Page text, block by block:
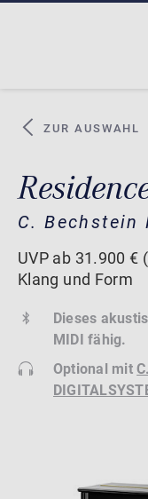
ZUR AUSWAHL
C. Bechstein
UVP ab 31.900 €
Klang und Form
Dieses
MIDI fähig.
Optional mit